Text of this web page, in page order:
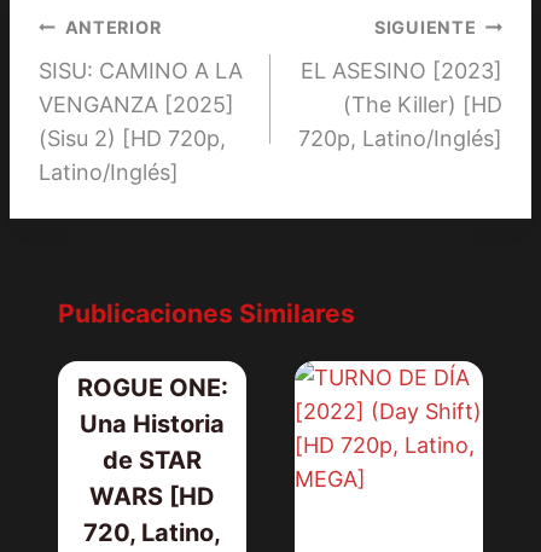
Navegación
de
entradas
ANTERIOR
SISU: CAMINO A LA
VENGANZA [2025]
(Sisu 2) [HD 720p,
Latino/Inglés]
SIGUIENTE
EL ASESINO [2023]
(The Killer) [HD
720p, Latino/Inglés]
Publicaciones Similares
ROGUE ONE:
Una Historia
de STAR
WARS [HD
720, Latino,